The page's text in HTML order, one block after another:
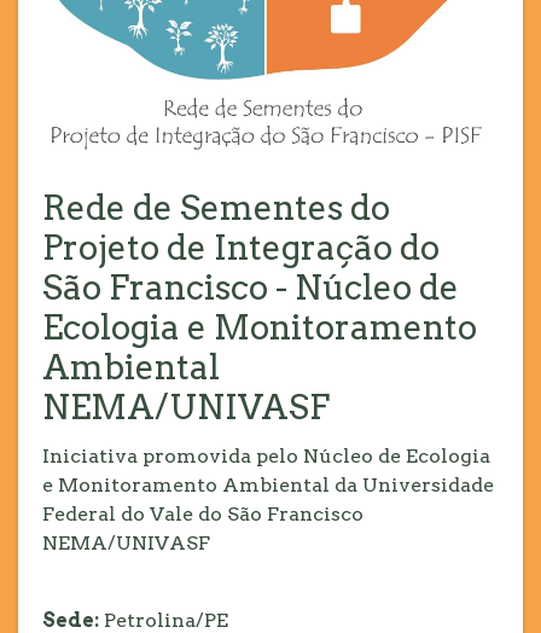
Rede de Sementes do
Projeto de Integração do
São Francisco - Núcleo de
Ecologia e Monitoramento
Ambiental
NEMA/UNIVASF
Iniciativa promovida pelo Núcleo de Ecologia
e Monitoramento Ambiental da Universidade
Federal do Vale do São Francisco
NEMA/UNIVASF
Sede: Petrolina/PE